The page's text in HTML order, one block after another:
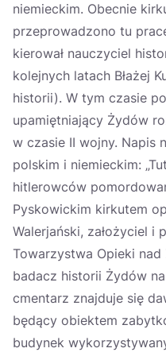
niemieckim. Obecnie
przeprowadzono tu
kierował nauczyciel
kolejnych latach Błażej
historii). W tym czasie
upamiętniający Żydów
w czasie II wojny. Napis
polskim i niemieckim:
hitlerowców
Pyskowickim kirkutem
Walerjański, założyciel i
Towarzystwa Opieki
badacz historii Żydów
cmentarz znajduje się
będący obiektem
budynek